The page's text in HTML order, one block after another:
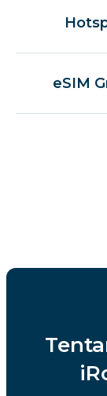
eSIM